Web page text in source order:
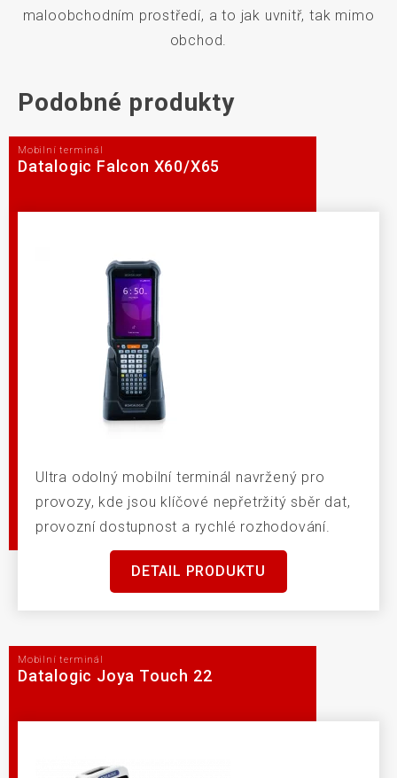
maloobchodním prostředí, a to jak uvnitř, tak mimo
obchod.
Podobné produkty
Mobilní terminál
Datalogic Falcon X60/X65
Ultra odolný mobilní terminál navržený pro
provozy, kde jsou klíčové nepřetržitý sběr dat,
provozní dostupnost a rychlé rozhodování.
DETAIL PRODUKTU
Mobilní terminál
Datalogic Joya Touch 22